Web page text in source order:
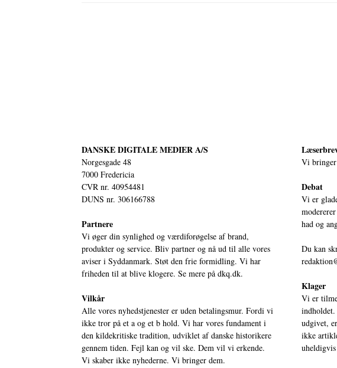
DANSKE DIGITALE MEDIER A/S
Norgesgade 48
7000 Fredericia
CVR nr. 40954481
DUNS nr. 306166788
Partnere
Vi øger din synlighed og værdiforøgelse af brand,
produkter og service. Bliv partner og nå ud til alle vores
aviser i Syddanmark. Støt den frie formidling. Vi har
friheden til at blive klogere. Se mere på dkq.dk.
Vilkår
Alle vores nyhedstjenester er uden betalingsmur. Fordi vi
ikke tror på et a og et b hold. Vi har vores fundament i
den kildekritiske tradition, udviklet af danske historikere
gennem tiden. Fejl kan og vil ske. Dem vil vi erkende.
Vi skaber ikke nyhederne. Vi bringer dem.
Vi
Debat
Vi er
had og
Du kan
Klager
Vi er
udgivet,
ikke